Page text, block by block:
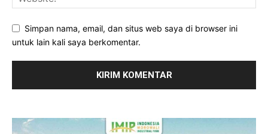
Simpan nama, email, dan situs web saya di browser ini
untuk lain kali saya berkomentar.